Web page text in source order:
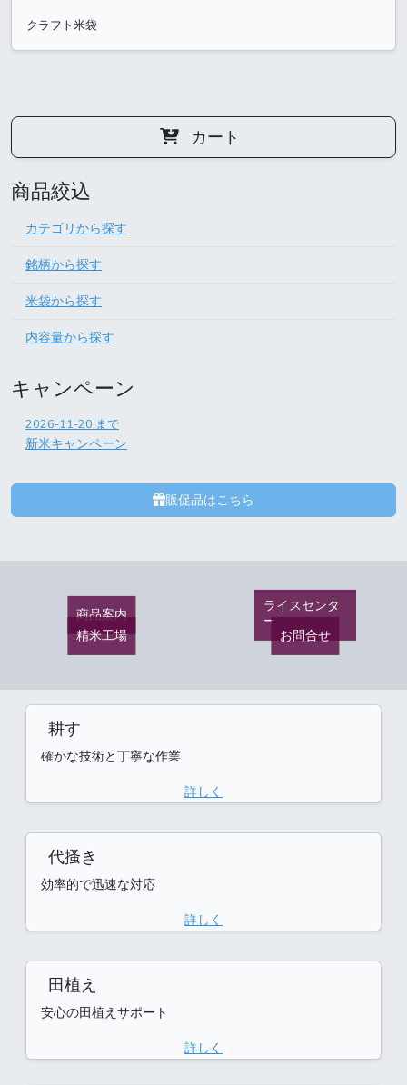
カート
商品絞込
カテゴリから探す
銘柄から探す
米袋から探す
内容量から探す
キャンペーン
2026-11-20 まで
新米キャンペーン
販促品はこちら
クラフト米袋
商品案内
ライスセンタ
ー
精米工場
お問合せ
耕す
確かな技術と丁寧な作業
詳しく
代搔き
効率的で迅速な対応
詳しく
田植え
安心の田植えサポート
詳しく